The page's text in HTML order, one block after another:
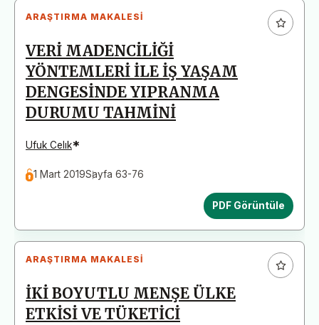
ARAŞTIRMA MAKALESI
VERİ MADENCİLİĞİ
YÖNTEMLERİ İLE İŞ YAŞAM
DENGESİNDE YIPRANMA
DURUMU TAHMİNİ
Ufuk Celık*
1 Mart 2019Sayfa 63-76
PDF Görüntüle
ARAŞTIRMA MAKALESI
İKİ BOYUTLU MENŞE ÜLKE
ETKİSİ VE TÜKETİCİ